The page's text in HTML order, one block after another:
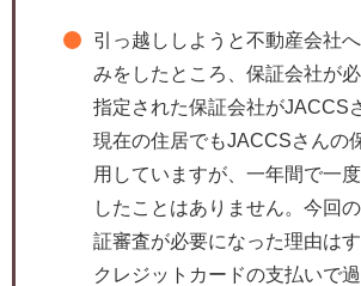
引っ越ししようと不動産会社
みをしたところ、保証会社が必
指定された保証会社がJACCS
現在の住居でもJACCSさんの
用していますが、一年間で一
したことはありません。今回
証審査が必要になった理由は
クレジットカードの支払いで